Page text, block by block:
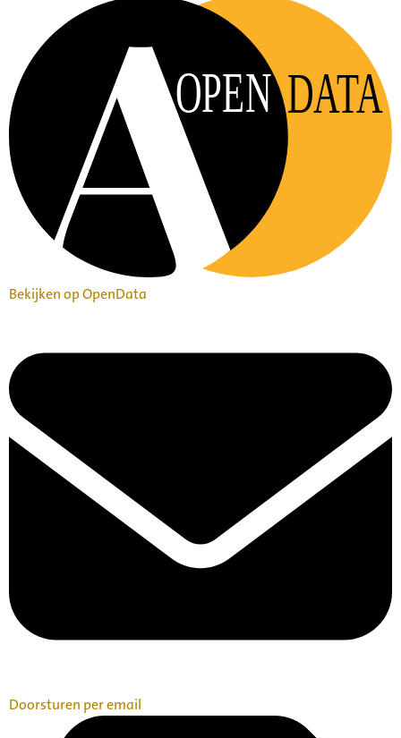
OPEN DATA
Bekijken op OpenData
Doorsturen per email